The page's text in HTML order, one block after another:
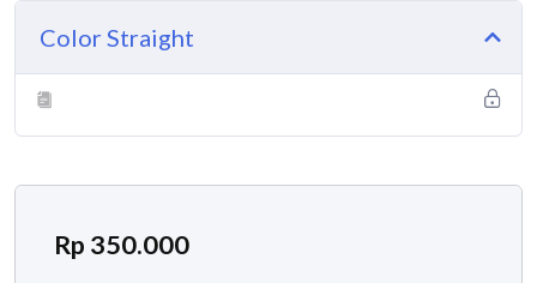
Color Straight
Rp 350.000